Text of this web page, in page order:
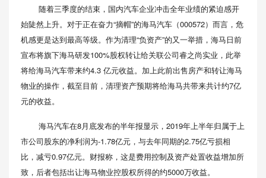
随着三季度的结束，国内汽车企业冲击全年业绩的紧迫感开
始陡然上升。对于正在奋力“摘帽”的海马汽车（000572）而言，危
机感更是达到最高等级。作为清理“负资产”的又一举措，海马日前
宣布将旗下海马研发100%股权转让给关联公司睿之尚实业，此举
将给海马汽车带来约4.3 亿元收益。加上此前出售房产和转让海马
物业的操作，截至目前，清理资产预期将给海马共带来共计约7亿
元的收益。
海马汽车在8月底发布的半年报显示，2019年上半年归属于上
市公司股东的净利润为-1.78亿元，与去年同期的2.75亿亏损相
比，减亏0.97亿元。财报称，这是费用控制及资产处置收益增加所
致，后者包括出让海马物业控股权所得的约5000万收益。